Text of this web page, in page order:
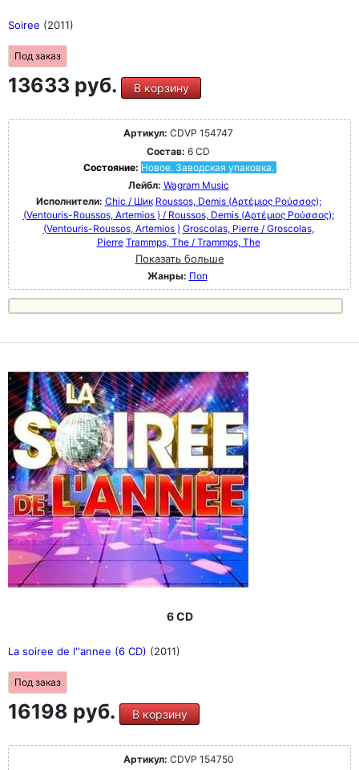
Soiree (2011)
Под заказ
13633 руб. В корзину
Артикул: CDVP 154747
Состав: 6 CD
Состояние: Новое. Заводская упаковка.
Лейбл: Wagram Music
Исполнители: Chic / Шик Roussos, Demis (Αρτέμιος Ρούσσος);
(Ventouris-Roussos, Artemios ) / Roussos, Demis (Αρτέμιος Ρούσσος);
(Ventouris-Roussos, Artemios ) Groscolas, Pierre / Groscolas,
Pierre Trammps, The / Trammps, The
Показать больше
Жанры: Поп
6 CD
La soiree de l''annee (6 CD) (2011)
Под заказ
16198 руб. В корзину
Артикул: CDVP 154750